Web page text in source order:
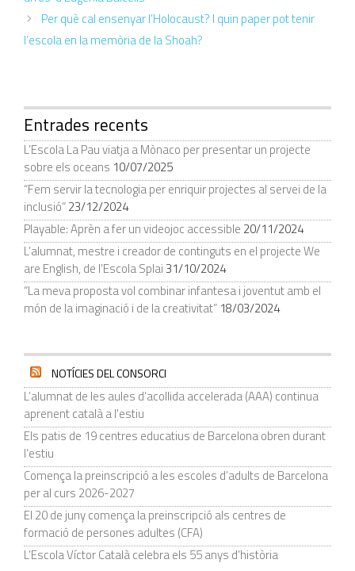
Per què cal ensenyar l’Holocaust? I quin paper pot tenir
l’escola en la memòria de la Shoah?
Entrades recents
L’Escola La Pau viatja a Mònaco per presentar un projecte
sobre els oceans 10/07/2025
“Fem servir la tecnologia per enriquir projectes al servei de la
inclusió”23/12/2024
Playable: Aprèn a fer un videojoc accessible 20/11/2024
L’alumnat, mestre i creador de continguts en el projecte We
are English, de l’Escola Splai 31/10/2024
“La meva proposta vol combinar infantesa i joventut amb el
món de la imaginació i de la creativitat” 18/03/2024
NOTÍCIES DEL CONSORCI
L’alumnat de les aules d’acollida accelerada (AAA) continua
aprenent català a l'estiu
Els patis de 19 centres educatius de Barcelona obren durant
l’estiu
Comença la preinscripció a les escoles d’adults de Barcelona
per al curs 2026-2027
El 20 de juny comença la preinscripció als centres de
formació de persones adultes (CFA)
L’Escola Víctor Català celebra els 55 anys d’història